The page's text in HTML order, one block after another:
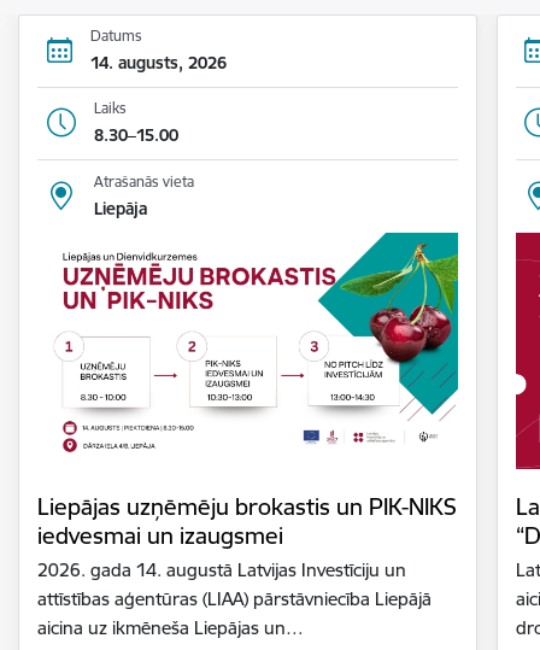
Datums
14. augusts, 2026
Laiks
8.30–15.00
Atrašanās vieta
Liepāja
Liepājas uzņēmēju brokastis un PIK-NIKS
iedvesmai un izaugsmei
2026. gada 14. augustā Latvijas Investīciju un
attīstības aģentūras (LIAA) pārstāvniecība Liepājā
aicina uz ikmēneša Liepājas un…